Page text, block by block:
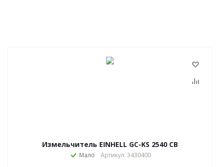
Измельчитель EINHELL GC-KS 2540 CB
Мало Артикул: 3430400